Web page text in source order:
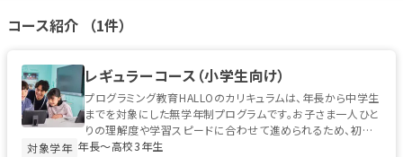
コース紹介 （1件）
レギュラーコース（小学生向け）
プログラミング教育HALLOのカリキュラムは、年長から中学生
までを対象にした無学年制プログラムです。お子さま一人ひと
りの理解度や学習スピードに合わせて進められるため、初心
者から経験者まで安心して...
対象学年 年長〜高校3年生